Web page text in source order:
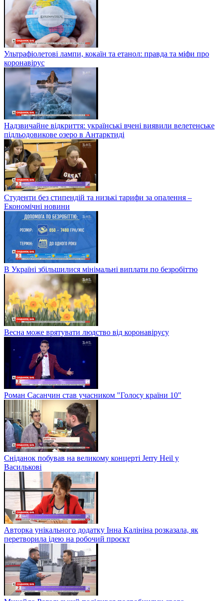
Ультрафіолетові лампи, кокаїн та етанол: правда та міфи про
коронавірус
Надзвичайне відкриття: українські вчені виявили велетенське
підльодовикове озеро в Антарктиді
Студенти без стипендій та низькі тарифи за опалення –
Економічні новини
В Україні збільшилися мінімальні виплати по безробіттю
Весна може врятувати людство від коронавірусу
Роман Сасанчин став учасником "Голосу країни 10"
Сніданок побував на великому концерті Jerry Heil у
Василькові
Авторка унікального додатку Інна Калініна розказала, як
перетворила ідею на робочий проєкт